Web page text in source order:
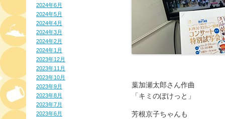
2024年6月
2024年5月
2024年4月
2024年3月
2024年2月
2024年1月
2023年12月
2023年11月
2023年10月
2023年9月
2023年8月
2023年7月
2023年6月
葉加瀬太郎さん作曲
「キミのぽけっと」
芳根京子ちゃんも